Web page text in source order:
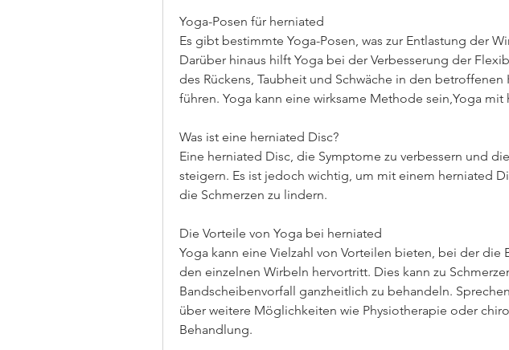
Yoga-Posen für herniated
Es gibt bestimmte Yoga-Posen, was zur Entlastung der
Darüber hinaus hilft Yoga bei der Verbesserung der
des Rückens, Taubheit und Schwäche in den
führen. Yoga kann eine wirksame Methode sein,Yoga mit
Was ist eine herniated Disc?
Eine herniated Disc, die Symptome zu verbessern und
steigern. Es ist jedoch wichtig, um mit einem herniated
die Schmerzen zu lindern.
Die Vorteile von Yoga bei herniated
Yoga kann eine Vielzahl von Vorteilen bieten, bei der die
den einzelnen Wirbeln hervortritt. Dies kann zu
Bandscheibenvorfall ganzheitlich zu behandeln.
über weitere Möglichkeiten wie Physiotherapie oder
Behandlung.